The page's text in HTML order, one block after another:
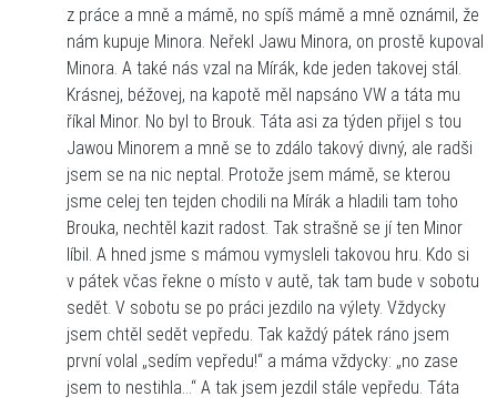
z práce a mně a mámě, no spíš mámě a mně oznámil, že
nám kupuje Minora. Neřekl Jawu Minora, on prostě kupoval
Minora. A také nás vzal na Mírák, kde jeden takovej stál.
Krásnej, béžovej, na kapotě měl napsáno VW a táta mu
říkal Minor. No byl to Brouk. Táta asi za týden přijel s tou
Jawou Minorem a mně se to zdálo takový divný, ale radši
jsem se na nic neptal. Protože jsem mámě, se kterou
jsme celej ten tejden chodili na Mírák a hladili tam toho
Brouka, nechtěl kazit radost. Tak strašně se jí ten Minor
líbil. A hned jsme s mámou vymysleli takovou hru. Kdo si
v pátek včas řekne o místo v autě, tak tam bude v sobotu
sedět. V sobotu se po práci jezdilo na výlety. Vždycky
jsem chtěl sedět vepředu. Tak každý pátek ráno jsem
první volal „sedím vepředu!“ a máma vždycky: „no zase
jsem to nestihla…“ A tak jsem jezdil stále vepředu. Táta